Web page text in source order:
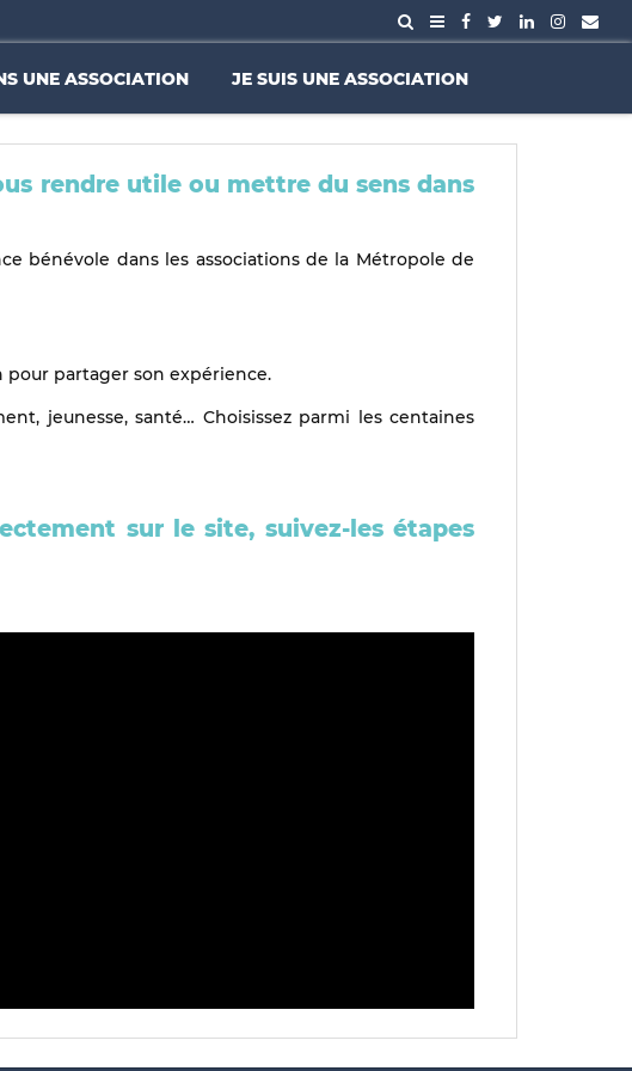
UNE ASSOCIATION JE SUIS UNE ASSOCIATION
rendre utile ou mettre du sens dans
bénévole dans les associations de la Métropole de
pour partager son expérience.
jeunesse, santé… Choisissez parmi les centaines
sur le site, suivez-les étapes